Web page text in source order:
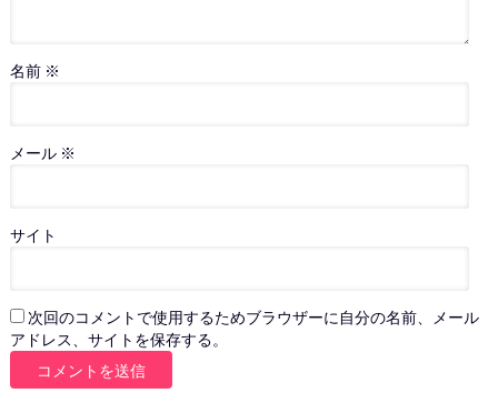
名前 ※
メール ※
サイト
次回のコメントで使用するためブラウザーに自分の名前、メール
アドレス、サイトを保存する。